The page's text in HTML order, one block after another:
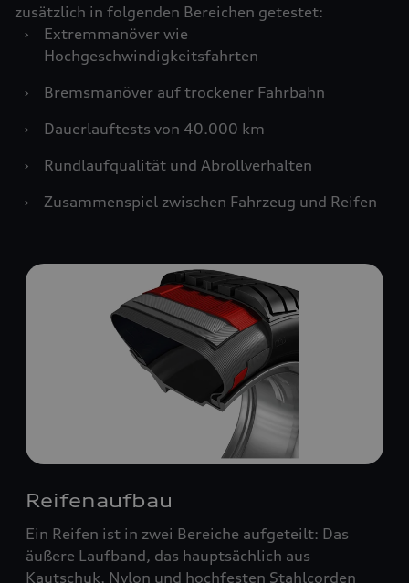
zusätzlich in folgenden Bereichen getestet:
›
Extremmanöver wie
Hochgeschwindigkeitsfahrten
›
Bremsmanöver auf trockener Fahrbahn
›
Dauerlauftests von 40.000 km
›
Rundlaufqualität und Abrollverhalten
›
Zusammenspiel zwischen Fahrzeug und Reifen
Reifenaufbau
Ein Reifen ist in zwei Bereiche aufgeteilt: Das
äußere Laufband, das hauptsächlich aus
Kautschuk, Nylon und hochfesten Stahlcorden